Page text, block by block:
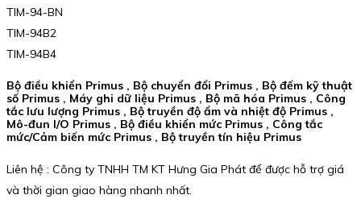
TIM-94-BN
TIM-94B2
TIM-94B4
Bộ điều khiển Primus , Bộ chuyển đổi Primus , Bộ đếm kỹ thuật
số Primus , Máy ghi dữ liệu Primus , Bộ mã hóa Primus , Công
tắc lưu lượng Primus , Bộ truyền độ ẩm và nhiệt độ Primus ,
Mô-đun I/O Primus , Bộ điều khiển mức Primus , Công tắc
mức/Cảm biến mức Primus , Bộ truyền tín hiệu Primus
Liên hệ : Công ty TNHH TM KT Hưng Gia Phát để được hỗ trợ giá
và thời gian giao hàng nhanh nhất.